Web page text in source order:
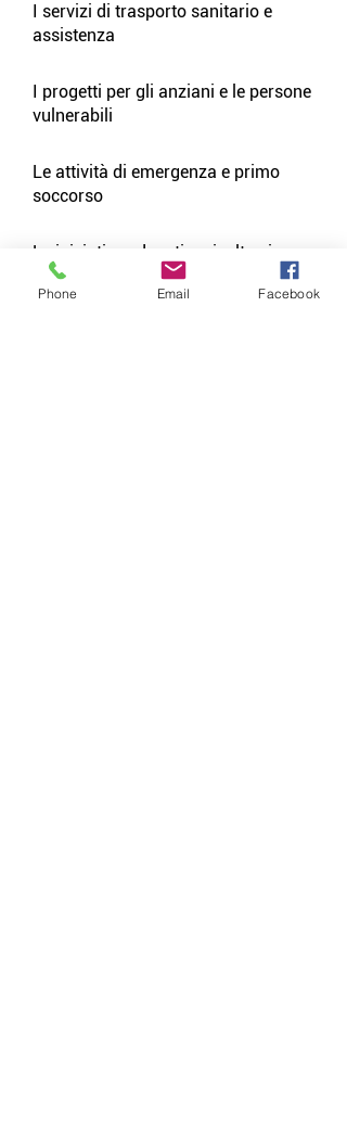
I servizi di trasporto sanitario e
assistenza
I progetti per gli anziani e le persone
vulnerabili
Le attività di emergenza e primo
soccorso
Le iniziative educative rivolte ai
giovani e alle scuole
Phone Email Facebook